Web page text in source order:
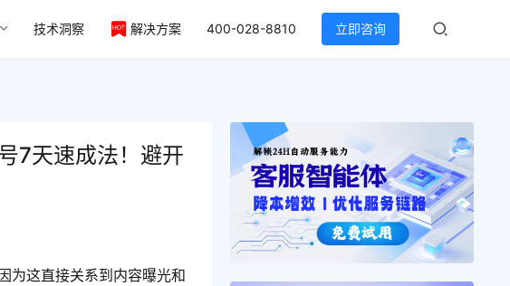
技术洞察 解决方案 400-028-8810 立即咨询
7天速成法！避开
为这直接关系到内容曝光和